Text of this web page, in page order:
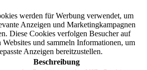
werden für Werbung verwendet, um
Anzeigen und Marketingkampagnen
Diese Cookies verfolgen Besucher auf
Websites und sammeln Informationen, um
Anzeigen bereitzustellen.
Beschreibung